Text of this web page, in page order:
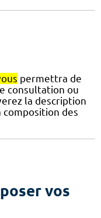
permettra de
consultation ou
la description
des
vos